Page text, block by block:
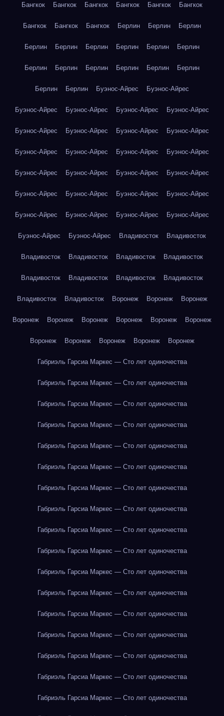
Бангкок Бангкок Бангкок Бангкок Бангкок Бангкок
Бангкок Бангкок Бангкок Берлин Берлин Берлин
Берлин Берлин Берлин Берлин Берлин Берлин
Берлин Берлин Берлин Берлин Берлин Берлин
Берлин Берлин Буэнос-Айрес Буэнос-Айрес
Буэнос-Айрес Буэнос-Айрес Буэнос-Айрес Буэнос-Айрес
Буэнос-Айрес Буэнос-Айрес Буэнос-Айрес Буэнос-Айрес
Буэнос-Айрес Буэнос-Айрес Буэнос-Айрес Буэнос-Айрес
Буэнос-Айрес Буэнос-Айрес Буэнос-Айрес Буэнос-Айрес
Буэнос-Айрес Буэнос-Айрес Буэнос-Айрес Буэнос-Айрес
Буэнос-Айрес Буэнос-Айрес Буэнос-Айрес Буэнос-Айрес
Буэнос-Айрес Буэнос-Айрес Владивосток Владивосток
Владивосток Владивосток Владивосток Владивосток
Владивосток Владивосток Владивосток Владивосток
Владивосток Владивосток Воронеж Воронеж Воронеж
Воронеж Воронеж Воронеж Воронеж Воронеж Воронеж
Воронеж Воронеж Воронеж Воронеж Воронеж
Габриэль Гарсиа Маркес — Сто лет одиночества
Габриэль Гарсиа Маркес — Сто лет одиночества
Габриэль Гарсиа Маркес — Сто лет одиночества
Габриэль Гарсиа Маркес — Сто лет одиночества
Габриэль Гарсиа Маркес — Сто лет одиночества
Габриэль Гарсиа Маркес — Сто лет одиночества
Габриэль Гарсиа Маркес — Сто лет одиночества
Габриэль Гарсиа Маркес — Сто лет одиночества
Габриэль Гарсиа Маркес — Сто лет одиночества
Габриэль Гарсиа Маркес — Сто лет одиночества
Габриэль Гарсиа Маркес — Сто лет одиночества
Габриэль Гарсиа Маркес — Сто лет одиночества
Габриэль Гарсиа Маркес — Сто лет одиночества
Габриэль Гарсиа Маркес — Сто лет одиночества
Габриэль Гарсиа Маркес — Сто лет одиночества
Габриэль Гарсиа Маркес — Сто лет одиночества
Габриэль Гарсиа Маркес — Сто лет одиночества